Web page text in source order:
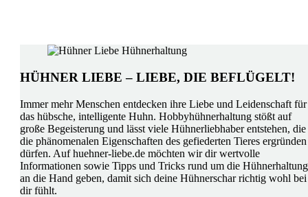
HÜHNER LIEBE – LIEBE, DIE BEFLÜGELT!
Immer mehr Menschen entdecken ihre Liebe und Leidenschaft für
das hübsche, intelligente Huhn. Hobbyhühnerhaltung stößt auf
große Begeisterung und lässt viele Hühnerliebhaber entstehen, die
die phänomenalen Eigenschaften des gefiederten Tieres ergründen
dürfen. Auf huehner-liebe.de möchten wir dir wertvolle
Informationen sowie Tipps und Tricks rund um die Hühnerhaltung
an die Hand geben, damit sich deine Hühnerschar richtig wohl bei
dir fühlt.